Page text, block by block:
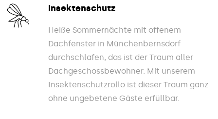
Insektenschutz
Heiße Sommernächte mit offenem
Dachfenster in Münchenbernsdorf
durchschlafen, das ist der Traum aller
Dachgeschossbewohner. Mit unserem
Insektenschutzrollo ist dieser Traum ganz
ohne ungebetene Gäste erfüllbar.